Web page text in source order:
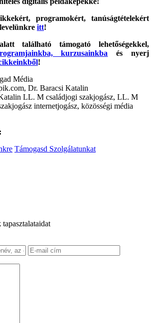
programokért, tanúságtételekért
itt!
található támogató lehetőségekkel,
kurzusainkba és nyerj
!
Média
Dr. Baracsi Katalin
LL. M családjogi szakjogász, LL. M
internetjogász, közösségi média
Támogasd Szolgálatunkat